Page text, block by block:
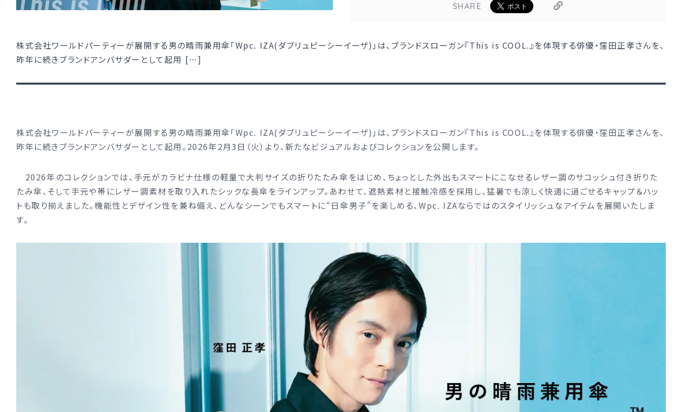
SHARE
株式会社ワールドパーティーが展開する男の晴雨兼用傘「Wpc. IZA(ダブリュピーシーイーザ)」は、ブランドスローガン『This is COOL.』を体現する俳優・窪田正孝さんを、
昨年に続きブランドアンバサダーとして起用 […]
株式会社ワールドパーティーが展開する男の晴雨兼用傘「Wpc. IZA(ダブリュピーシーイーザ)」は、ブランドスローガン『This is COOL.』を体現する俳優・窪田正孝さんを、
昨年に続きブランドアンバサダーとして起用。2026年2月3日（火）より、新たなビジュアルおよびコレクションを公開します。
2026年のコレクションでは、手元がカラビナ仕様の軽量で大判サイズの折りたたみ傘をはじめ、ちょっとした外出もスマートにこなせるレザー調のサコッシュ付き折りた
たみ傘、そして手元や帯にレザー調素材を取り入れたシックな長傘をラインアップ。あわせて、遮熱素材と接触冷感を採用し、猛暑でも涼しく快適に過ごせるキャップ＆ハッ
トも取り揃えました。機能性とデザイン性を兼ね備え、どんなシーンでもスマートに“日傘男子”を楽しめる、Wpc. IZAならではのスタイリッシュなアイテムを展開いたしま
す。